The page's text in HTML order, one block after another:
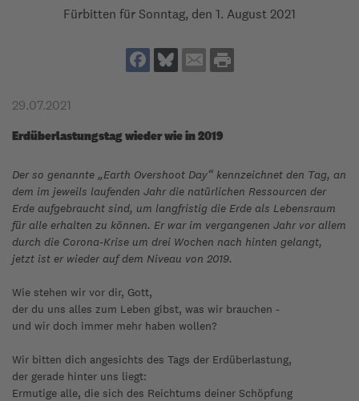
Fürbitten für Sonntag, den 1. August 2021
29.07.2021
Erdüberlastungstag wieder wie in 2019
Der so genannte „Earth Overshoot Day“ kennzeichnet den Tag, an
dem im jeweils laufenden Jahr die natürlichen Ressourcen der
Erde aufgebraucht sind, um langfristig die Erde als Lebensraum
für alle erhalten zu können. Er war im vergangenen Jahr vor allem
durch die Corona-Krise um drei Wochen nach hinten gelangt,
jetzt ist er wieder auf dem Niveau von 2019.
Wie stehen wir vor dir, Gott,
der du uns alles zum Leben gibst, was wir brauchen -
und wir doch immer mehr haben wollen?
Wir bitten dich angesichts des Tags der Erdüberlastung,
der gerade hinter uns liegt:
Ermutige alle, die sich des Reichtums deiner Schöpfung